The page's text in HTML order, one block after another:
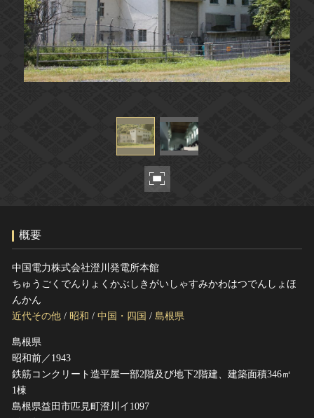
作品一覧
カテゴリで見る
世界遺産と無形文化遺産
全国の美術館・博物館
博物館、美術館の皆さまへ
文化庁よりご挨拶
今月のみどころ
お知らせ一覧
このサイトについて
関連サイトリンク
サイトマップ
サイトのご意見はこちら
文化遺産データベース
国指定文化財等データベース
概要
中国電力株式会社澄川発電所本館
ちゅうごくでんりょくかぶしきがいしゃすみかわはつでんしょほ
んかん
近代その他 / 昭和 / 中国・四国 / 島根県
島根県
昭和前／1943
鉄筋コンクリート造平屋一部2階及び地下2階建、建築面積346㎡
1棟
島根県益田市匹見町澄川イ1097